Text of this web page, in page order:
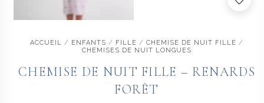
ACCUEIL / ENFANTS / FILLE / CHEMISE DE NUIT FILLE /
CHEMISES DE NUIT LONGUES
CHEMISE DE NUIT FILLE – RENARDS
FORÊT